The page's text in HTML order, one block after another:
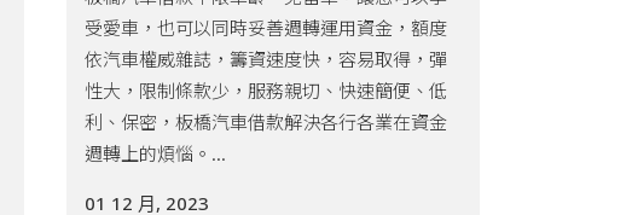
受愛車，也可以同時妥善週轉運用資金，額度
依汽車權威雜誌，籌資速度快，容易取得，彈
性大，限制條款少，服務親切、快速簡便、低
利、保密，板橋汽車借款解決各行各業在資金
週轉上的煩惱。...
01 12 月, 2023